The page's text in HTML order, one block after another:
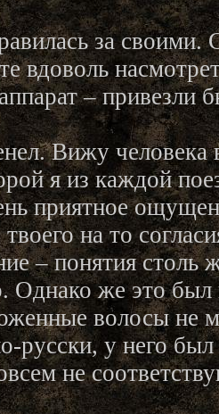
за своими.
вдоволь
– привезли
Вижу человека
я из каждой
приятное
на то
– понятия
Однако же это
волосы не
русски, у него
не